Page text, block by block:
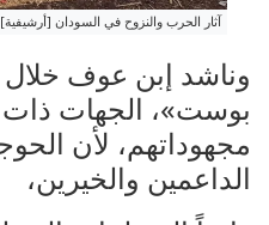
آثار الحرب والنزوح في السودان [أرشيفية]
وناشد إبن عوف
بوست»، الجهات
مجهوداتهم، لأن
الداعمين والخيرين،